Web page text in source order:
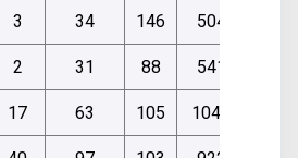
3 34 146 504
2 31 88 541
17 63 105 1041